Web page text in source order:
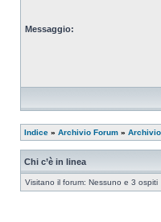
Messaggio:
Indice » Archivio Forum »
Chi c’è in linea
Visitano il forum: Nessuno e 3 ospiti